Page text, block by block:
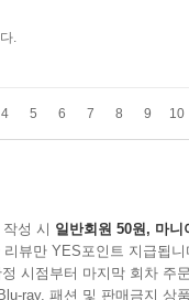
.
4 5 6 7 8 9 10
성 시 일반회원 50원, 마니
뷰만 YES포인트 지급됩니
시점부터 마지막 회차 주
ray, 패션 및 판매금지 상